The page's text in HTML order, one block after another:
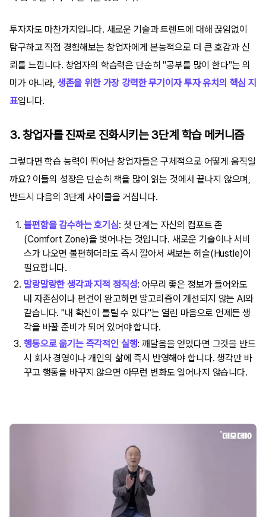
투자자도 마찬가지입니다. 새로운 기술과 트렌드에 대해 끊임없이
탐구하고 직접 경험해보는 창업자에게 본능적으로 더 큰 호감과 신
뢰를 느낍니다. 창업자의 학습력은 단순히 "공부를 많이 한다"는 의
미가 아니라, 생존을 위한 가장 강력한 무기이자 투자 유치의 핵심 지
표입니다.
3. 창업자를 진짜로 진화시키는 3단계 학습 메커니즘
그렇다면 학습 능력이 뛰어난 창업자들은 구체적으로 어떻게 움직일
까요? 이들의 성장은 단순히 책을 많이 읽는 것에서 끝나지 않으며,
반드시 다음의 3단계 사이클을 거칩니다.
불편함을 감수하는 호기심: 첫 단계는 자신의 컴포트 존
(Comfort Zone)을 벗어나는 것입니다. 새로운 기술이나 서비
스가 나오면 불편하더라도 즉시 깔아서 써보는 허슬(Hustle)이
필요합니다.
말랑말랑한 생각과 지적 정직성: 아무리 좋은 정보가 들어와도
내 자존심이나 편견이 완고하면 알고리즘이 개선되지 않는 AI와
같습니다. "내 확신이 틀릴 수 있다"는 열린 마음으로 언제든 생
각을 바꿀 준비가 되어 있어야 합니다.
행동으로 옮기는 즉각적인 실행: 깨달음을 얻었다면 그것을 반드
시 회사 경영이나 개인의 삶에 즉시 반영해야 합니다. 생각만 바
꾸고 행동을 바꾸지 않으면 아무런 변화도 일어나지 않습니다.